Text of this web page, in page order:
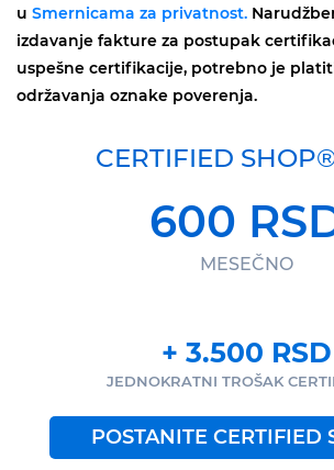
u Smernicama za privatnost.
izdavanje fakture za postupak
uspešne certifikacije, potrebno je
održavanja oznake poverenja.
CERTIFIED
600
MESEČNO
+ 3.500 RSD
JEDNOKRATNI TROŠAK
POSTANITE CERTIFIED